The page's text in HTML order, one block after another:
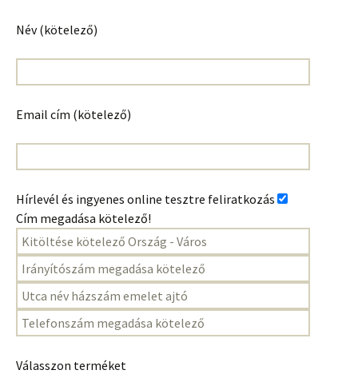
Név (kötelező)
Email cím (kötelező)
Hírlevél és ingyenes online tesztre feliratkozás
Cím megadása kötelező!
Válasszon terméket